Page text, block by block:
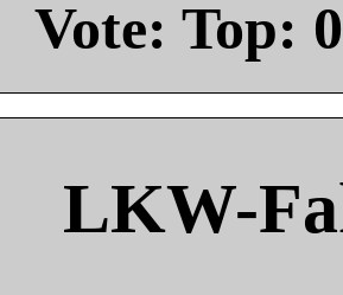
Vote: Top: 0
LKW-